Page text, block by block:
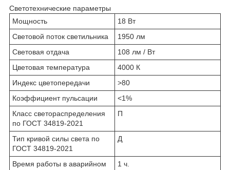
Светотехнические параметры
Мощность
18 Вт
Световой поток светильника
1950 лм
Световая отдача
108 лм / Вт
Цветовая температура
4000 К
Индекс цветопередачи
>80
Коэффициент пульсации
<1%
Класс светораспределения
по ГОСТ 34819-2021
П
Тип кривой силы света по
ГОСТ 34819-2021
Д
Время работы в аварийном
1 ч.